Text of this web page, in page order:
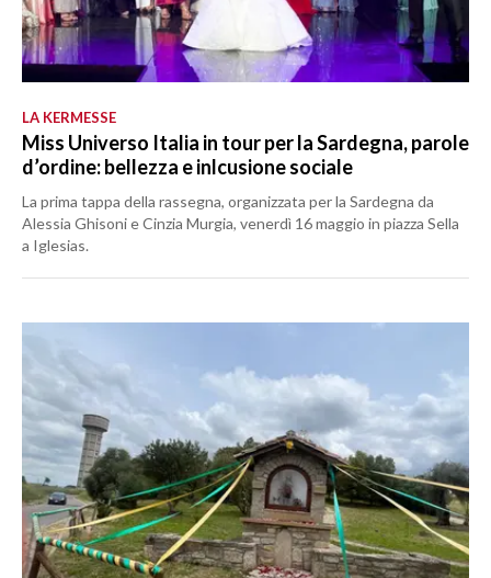
LA KERMESSE
Miss Universo Italia in tour per la Sardegna, parole
d’ordine: bellezza e inlcusione sociale
La prima tappa della rassegna, organizzata per la Sardegna da
Alessia Ghisoni e Cinzia Murgia, venerdì 16 maggio in piazza Sella
a Iglesias.